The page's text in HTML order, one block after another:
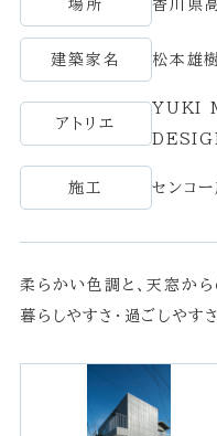
場所 香川県
建築家名 松本雄
アトリエ
YUKI
施工 センコ
柔らかい色調と、天窓から
暮らしやすさ・過ごしやす